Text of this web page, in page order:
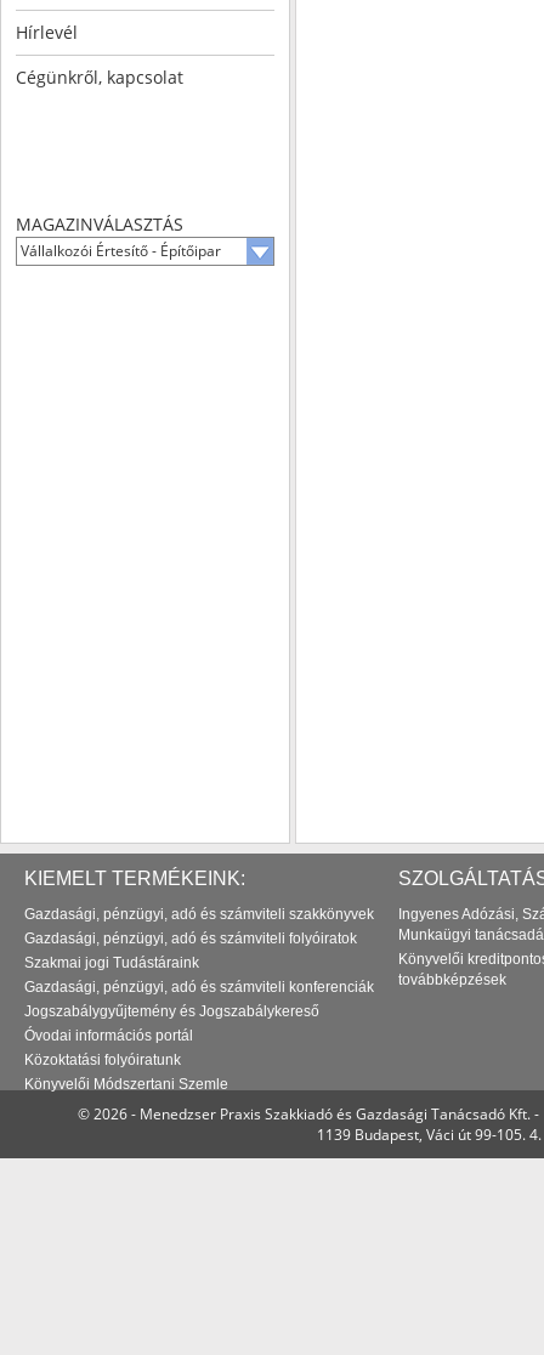
Hírlevél
Cégünkről, kapcsolat
MAGAZINVÁLASZTÁS
Vállalkozói Értesítő - Építőipar
KIEMELT TERMÉKEINK:
Gazdasági, pénzügyi, adó és számviteli szakkönyvek
Gazdasági, pénzügyi, adó és számviteli folyóiratok
Szakmai jogi Tudástáraink
Gazdasági, pénzügyi, adó és számviteli konferenciák
Jogszabálygyűjtemény és Jogszabálykereső
Óvodai információs portál
Közoktatási folyóiratunk
Könyvelői Módszertani Szemle
Ingyenes Adózási,
Munkaügyi
Könyvelői
továbbképzések
© 2026 - Menedzser Praxis Szakkiadó és Gazdasági Tanácsadó Kft. -
1139 Budapest, Váci út 99-105.